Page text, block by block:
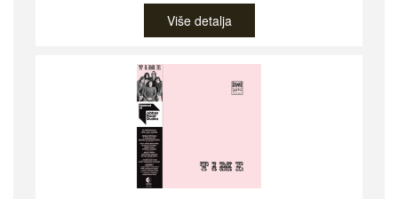
Više detalja